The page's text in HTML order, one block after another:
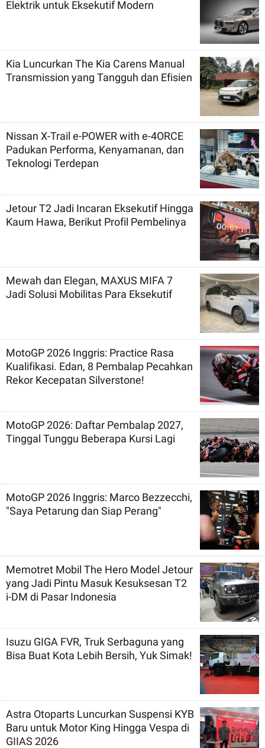
Elektrik untuk Eksekutif Modern
Kia Luncurkan The Kia Carens Manual
Transmission yang Tangguh dan Efisien
Nissan X-Trail e-POWER with e-4ORCE
Padukan Performa, Kenyamanan, dan
Teknologi Terdepan
Jetour T2 Jadi Incaran Eksekutif Hingga
Kaum Hawa, Berikut Profil Pembelinya
Mewah dan Elegan, MAXUS MIFA 7
Jadi Solusi Mobilitas Para Eksekutif
MotoGP 2026 Inggris: Practice Rasa
Kualifikasi. Edan, 8 Pembalap Pecahkan
Rekor Kecepatan Silverstone!
MotoGP 2026: Daftar Pembalap 2027,
Tinggal Tunggu Beberapa Kursi Lagi
MotoGP 2026 Inggris: Marco Bezzecchi,
"Saya Petarung dan Siap Perang"
Memotret Mobil The Hero Model Jetour
yang Jadi Pintu Masuk Kesuksesan T2
i-DM di Pasar Indonesia
Isuzu GIGA FVR, Truk Serbaguna yang
Bisa Buat Kota Lebih Bersih, Yuk Simak!
Astra Otoparts Luncurkan Suspensi KYB
Baru untuk Motor King Hingga Vespa di
GIIAS 2026